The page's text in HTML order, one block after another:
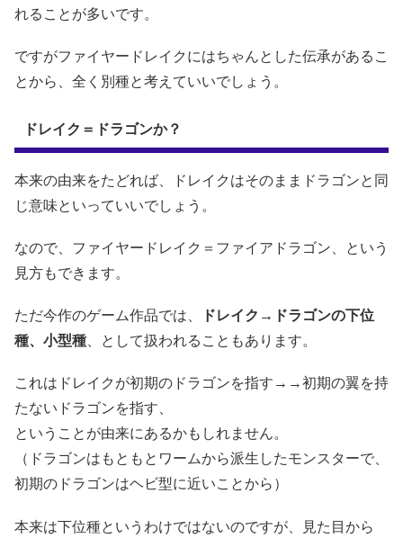
れることが多いです。
ですがファイヤードレイクにはちゃんとした伝承があるこ
とから、全く別種と考えていいでしょう。
ドレイク＝ドラゴンか？
本来の由来をたどれば、ドレイクはそのままドラゴンと同
じ意味といっていいでしょう。
なので、ファイヤードレイク＝ファイアドラゴン、という
見方もできます。
ただ今作のゲーム作品では、
ドレイク→ドラゴンの下位
種、小型種 、として扱われることもあります。
これはドレイクが初期のドラゴンを指す→→初期の翼を持
たないドラゴンを指す、
ということが由来にあるかもしれません。
（ドラゴンはもともとワームから派生したモンスターで、
初期のドラゴンはヘビ型に近いことから）
本来は下位種というわけではないのですが、見た目から